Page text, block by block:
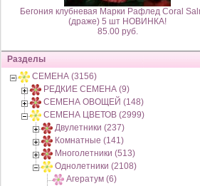
Бегония клубневая Марки Рафлед Coral
(драже) 5 шт НОВИНКА!
85.00 руб.
Разделы
СЕМЕНА (3156)
РЕДКИЕ СЕМЕНА (9)
СЕМЕНА ОВОЩЕЙ (148)
СЕМЕНА ЦВЕТОВ (2999)
Двулетники (237)
Комнатные (141)
Многолетники (513)
Однолетники (2108)
Агератум (6)